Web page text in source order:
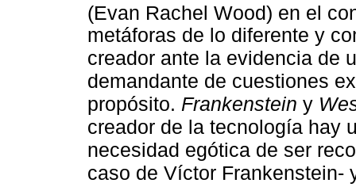
(Evan Rachel Wood) en el
metáforas de lo diferente y
creador ante la evidencia de
demandante de cuestiones
propósito. Frankenstein y
creador de la tecnología hay
necesidad egótica de ser
caso de Víctor Frankenstein-